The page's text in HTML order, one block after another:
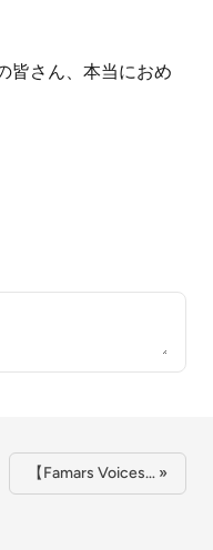
皆さん、本当におめ
【Famars Voices… »